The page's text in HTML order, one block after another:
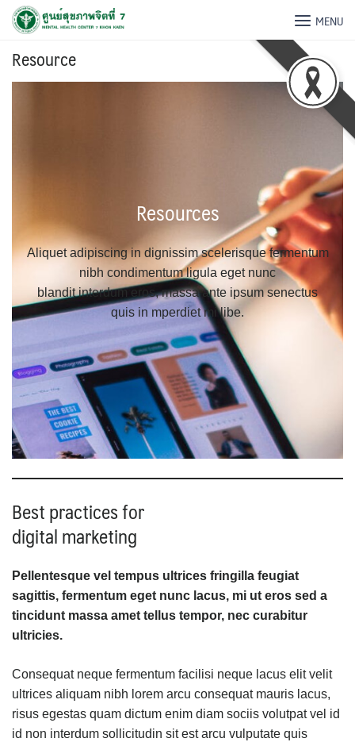
MENU
Resource
Resources
Aliquet adipiscing in dignissim scelerisque fermentum
nibh condimentum ligula eget nunc
blandit interdum eros, massa ante ipsum senectus
quis in mperdiet mi libe.
Best practices for
digital marketing
Pellentesque vel tempus ultrices fringilla feugiat
sagittis, fermentum eget nunc lacus, mi ut eros sed a
tincidunt massa amet tellus tempor, nec curabitur
ultricies.
Consequat neque fermentum facilisi neque lacus elit velit
ultrices aliquam nibh lorem arcu consequat mauris lacus,
risus egestas quam dictum enim diam sociis volutpat vel id
id non interdum sollicitudin sit est arcu vulputate quis